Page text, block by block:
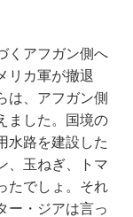
くアフガン側へ
リカ軍が撤退
は、アフガン側
ました。国境の
水路を建設した
、玉ねぎ、トマ
たでしょ。それ
ー・ジアは言っ